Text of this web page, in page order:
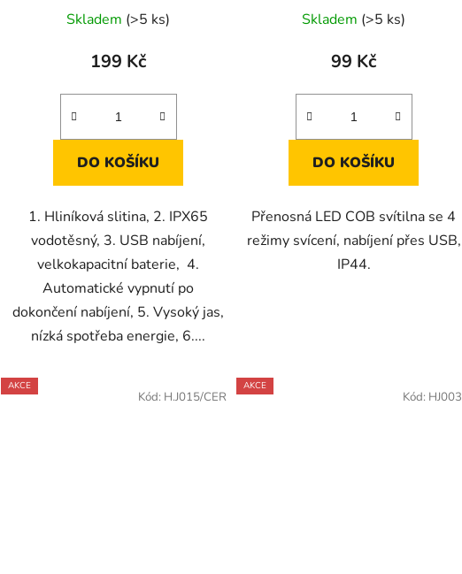
Skladem (>5 ks)
199 Kč
DO KOŠÍKU
1. Hliníková slitina, 2. IPX65
vodotěsný, 3. USB nabíjení,
velkokapacitní baterie, 4.
Automatické vypnutí po
dokončení nabíjení, 5. Vysoký jas,
nízká spotřeba energie, 6....
Skladem (>5 ks)
99 Kč
DO KOŠÍKU
Přenosná LED COB svítilna se 4
režimy svícení, nabíjení přes USB,
IP44.
AKCE
Kód: H.J015/CER
AKCE
Kód: HJ003